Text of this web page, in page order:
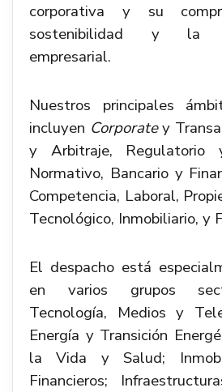
corporativa y su
sostenibilidad y la
empresarial.
Nuestros principales
incluyen Corporatey
y Arbitraje, Regulatorio
Normativo, Bancario y
Competencia, Laboral,
Tecnológico, Inmobiliario, y
El despacho está
en varios grupos
Tecnología, Medios y
Energía y Transición
la Vida y Salud;
Financieros;